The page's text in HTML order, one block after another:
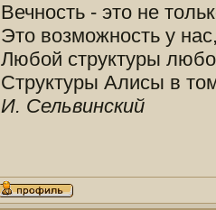
Вечность - это не
Это возможность у
Любой структуры
Структуры Алисы в
И. Сельвинский